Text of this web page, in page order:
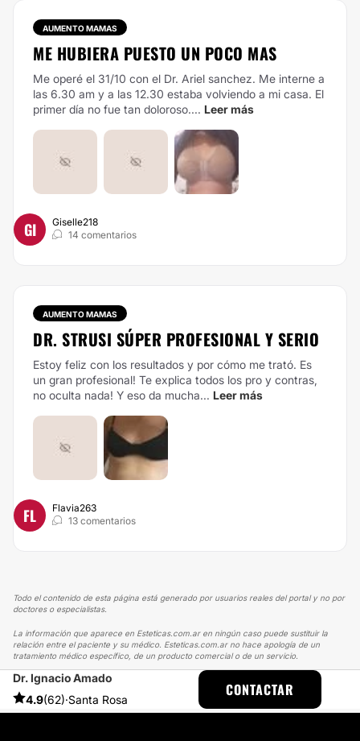
AUMENTO MAMAS
ME HUBIERA PUESTO UN POCO MAS
Me operé el 31/10 con el Dr. Ariel sanchez. Me interne a
las 6.30 am y a las 12.30 estaba volviendo a mi casa. El
primer día no fue tan doloroso.... Leer más
GI
Giselle218
14 comentarios
AUMENTO MAMAS
DR. STRUSI SÚPER PROFESIONAL Y SERIO
Estoy feliz con los resultados y por cómo me trató. Es
un gran profesional! Te explica todos los pro y contras,
no oculta nada! Y eso da mucha... Leer más
FL
Flavia263
13 comentarios
Todo el contenido de esta página está generado por usuarios reales del portal y no por
doctores o especialistas.
La información que aparece en Esteticas.com.ar en ningún caso puede sustituir la
relación entre el paciente y su médico. Esteticas.com.ar no hace apología de un
tratamiento médico específico, de un producto comercial o de un servicio.
Dr. Ignacio Amado
4.9(62)·Santa Rosa
CONTACTAR
ESTETICAS EXPERIENCIAS
EXPERIENCIAS SOBRE RINOPLASTIA
LA RINOPLASTIA QUE QUERÍA